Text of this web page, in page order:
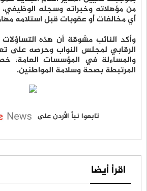
من مؤهلاته وخبراته وسجله
أي مخالفات أو عقوبات قبل استلامه
وأكد النائب مشوقة أن هذه
الرقابي لمجلس النواب وحرصه على
والمساءلة في المؤسسات العامة،
المرتبطة بصحة وسلامة المواطنين.
تابعوا نبأ الأردن على
اقرأ أيضا